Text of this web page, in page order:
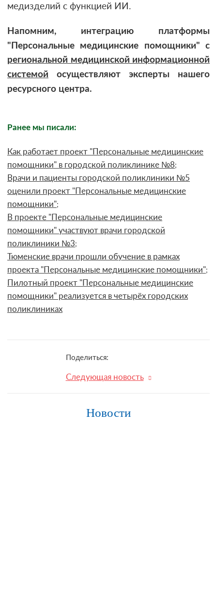
медизделий с функцией ИИ.
Напомним, интеграцию платформы
"Персональные медицинские помощники" с
региональной медицинской информационной
системой осуществляют эксперты нашего
ресурсного центра.
Ранее мы писали:
Как работает проект "Персональные медицинские
помощники" в городской поликлинике №8;
Врачи и пациенты городской поликлиники №5
оценили проект "Персональные медицинские
помощники";
В проекте "Персональные медицинские
помощники" участвуют врачи городской
поликлиники №3;
Тюменские врачи прошли обучение в рамках
проекта "Персональные медицинские помощники";
Пилотный проект "Персональные медицинские
помощники" реализуется в четырёх городских
поликлиниках
Поделиться:
Следующая новость
Новости